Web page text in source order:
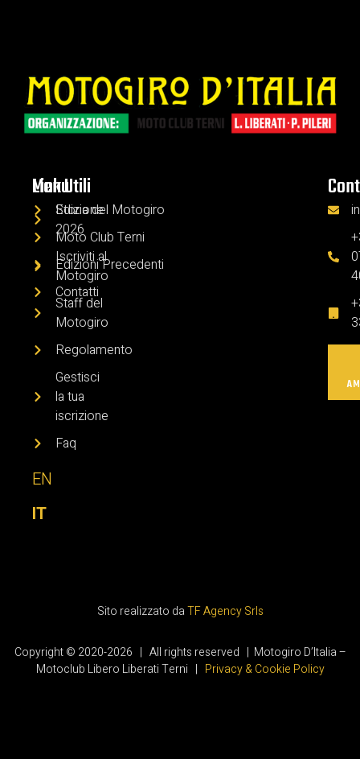
Menu
Edizione
2026
Iscriviti al
Motogiro
Staff del
Motogiro
Regolamento
Gestisci
la tua
iscrizione
Faq
EN
IT
Link Utili
Storia del Motogiro
Moto Club Terni
Edizioni Precedenti
Contatti
Sito realizzato daTF Agency Srls
Copyright © 2020-2026 | All rights reserved | Motogiro D’Italia –
Motoclub Libero Liberati Terni | Privacy & Cookie Policy